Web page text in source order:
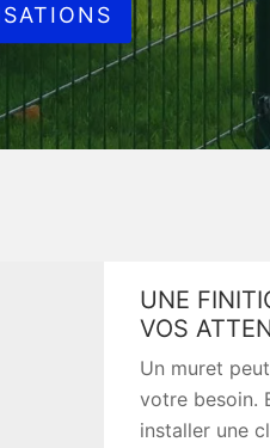
UNE
VOS
Un muret
votre besoin.
installer une